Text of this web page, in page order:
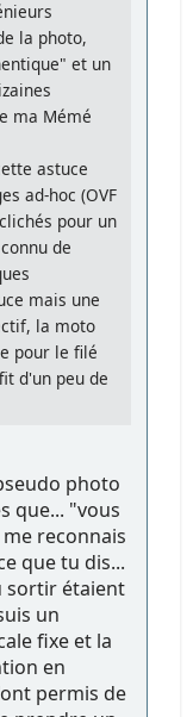
la photo,
et un
ma Mémé
astuce
ad-hoc (OVF
pour un
de
mais une
la moto
pour le filé
d'un peu de
photo
que... "vous
reconnais
que tu dis...
sortir étaient
un
fixe et la
en
permis de